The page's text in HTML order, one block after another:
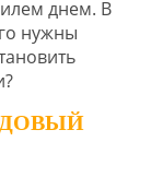
днем. В
нужны